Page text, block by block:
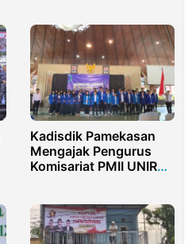
Kadisdik Pamekasan
Mengajak Pengurus
Komisariat PMII UNIRA